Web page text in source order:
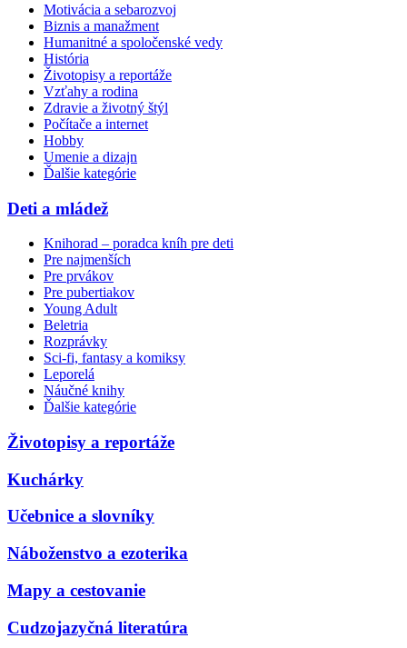
Motivácia a sebarozvoj
Biznis a manažment
Humanitné a spoločenské vedy
História
Životopisy a reportáže
Vzťahy a rodina
Zdravie a životný štýl
Počítače a internet
Hobby
Umenie a dizajn
Ďalšie kategórie
Deti a mládež
Knihorad – poradca kníh pre deti
Pre najmenších
Pre prvákov
Pre pubertiakov
Young Adult
Beletria
Rozprávky
Sci-fi, fantasy a komiksy
Leporelá
Náučné knihy
Ďalšie kategórie
Životopisy a reportáže
Kuchárky
Učebnice a slovníky
Náboženstvo a ezoterika
Mapy a cestovanie
Cudzojazyčná literatúra